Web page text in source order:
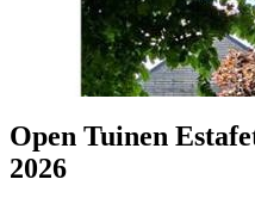
Open Tuinen
2026